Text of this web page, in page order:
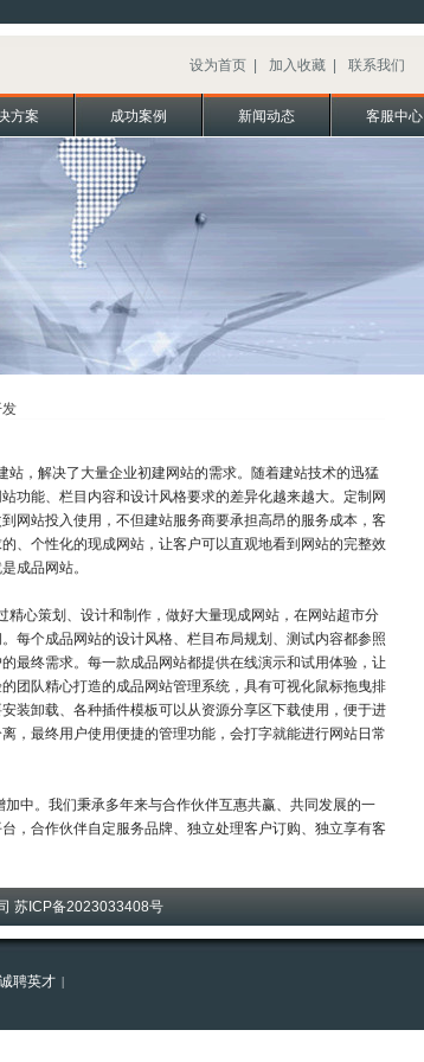
方案 成功案例 新闻动态 客服中心
设为首页 加入收藏 联系我们
，解决了大量企业初建网站的需求。随着建站技术的迅猛
功能、栏目内容和设计风格要求的差异化越来越大。定制网
网站投入使用，不但建站服务商要承担高昂的服务成本，客
、个性化的现成网站，让客户可以直观地看到网站的完整效
成品网站。
心策划、设计和制作，做好大量现成网站，在网站超市分
每个成品网站的设计风格、栏目布局规划、测试内容都参照
最终需求。每一款成品网站都提供在线演示和试用体验，让
团队精心打造的成品网站管理系统，具有可视化鼠标拖曳排
装卸载、各种插件模板可以从资源分享区下载使用，便于进
，最终用户使用便捷的管理功能，会打字就能进行网站日常
中。我们秉承多年来与合作伙伴互惠共赢、共同发展的一
，合作伙伴自定服务品牌、独立处理客户订购、独立享有客
诚聘英才 |
苏ICP备2023033408号